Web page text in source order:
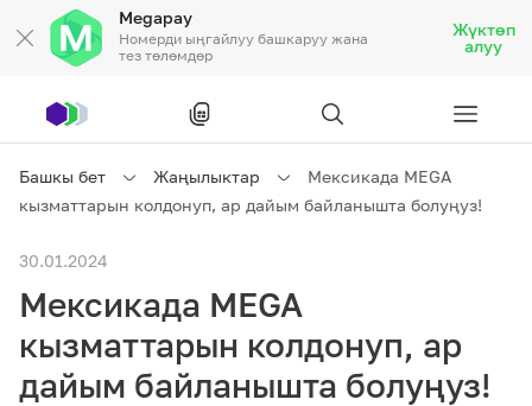
Megapay
Номерди ыңгайлуу башкаруу жана
тез төлөмдөр
Жүктөп
алуу
Жеке кардарларга
Ишкердик үчүн
Байланыш
Башкы бет Жаңылыктар
Мексикада MEGA
кызматтарын колдонуп, ар дайым байланышта болуңуз!
30.01.2024
Мексикада MEGA
кызматтарын колдонуп, ар
дайым байланышта болуңуз!